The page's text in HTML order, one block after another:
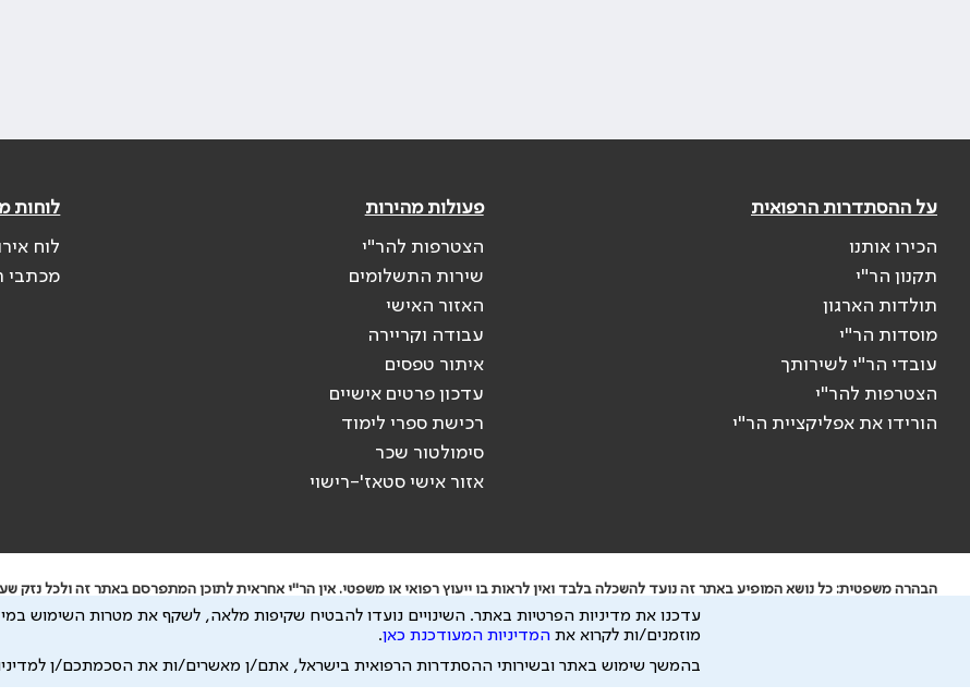
על ההסתדרות הרפואית
הכירו אותנו
תקנון הר"י
תולדות הארגון
מוסדות הר"י
עובדי הר"י לשירותך
הצטרפות להר"י
הורידו את אפליקציית הר"י
פעולות מהירות
הצטרפות להר"י
שירות התשלומים
האזור האישי
עבודה וקריירה
איתור טפסים
עדכון פרטים אישיים
רכישת ספרי לימוד
סימולטור שכר
אזור אישי סטאז'-רישוי
לוחות
לוח
מכתבי
הבהרה משפטית: כל נושא המופיע באתר זה נועד להשכלה בלבד ואין לראות בו ייעוץ רפואי או משפטי. אין הר"י אחראית לתוכן המתפרסם באתר זה ולכל נזק
ידוע לי שהר"י אוספת ושומרת מידע אישי לצורך מתן השרות וכי חלק ממנו עשוי להיות מועבר לצדדים שלישיים, הכל בכפוף ל מדיניות הפרטיותולתנאי השימוש
כל הזכויות על המידע באתר שייכות להסתדרות הרפואית בישראל.
עדכנו את מדיניות הפרטיות באתר. השינויים נועדו להבטיח שקיפות מלאה, לשקף את מטרות השימוש
מוזמנים/ות לקרוא את המדיניות המעודכנת כאן.
בהמשך שימוש באתר ובשירותי ההסתדרות הרפואית בישראל, אתם/ן מאשרים/ות את הסכמתכם/ן